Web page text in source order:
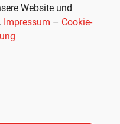
Website und
Impressum – Cookie-